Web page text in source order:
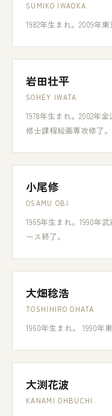
SUMIKO IWAOKA
1982年生まれ。2009年
岩田壮平
SOHEY IWATA
1978年生まれ。2002年
修士課程絵画専攻修了。
小尾修
OSAMU OBI
1965年生まれ。1990年
ース終了。
大畑稔浩
TOSHIHIRO OHATA
1960年生まれ。 1990年
大渕花波
KANAMI OHBUCHI